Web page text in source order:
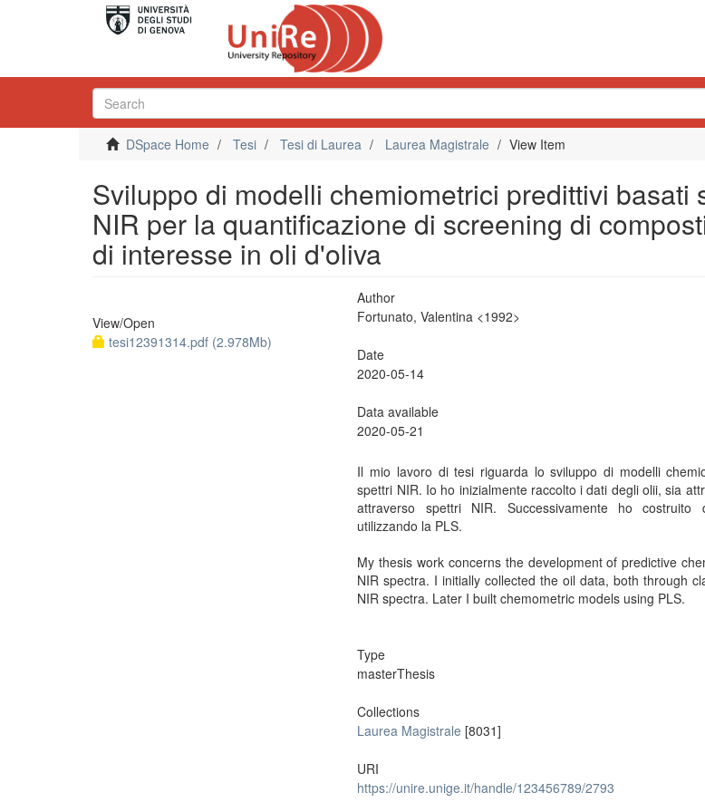
DSpace Home Tesi Tesi di Laurea Laurea Magistrale View Item
Sviluppo di modelli chemiometrici predittivi basati
NIR per la quantificazione di screening di
di interesse in oli d'oliva
View/Open
tesi12391314.pdf (2.978Mb)
Author
Fortunato, Valentina <1992>
Date
2020-05-14
Data available
2020-05-21
Il mio lavoro di tesi riguarda lo sviluppo di modelli
spettri NIR. Io ho inizialmente raccolto i dati degli olii, sia
attraverso spettri NIR. Successivamente ho costruito
utilizzando la PLS.
My thesis work concerns the development of predictive
NIR spectra. I initially collected the oil data, both through
NIR spectra. Later I built chemometric models using PLS.
Type
masterThesis
Collections
Laurea Magistrale [8031]
URI
https://unire.unige.it/handle/123456789/2793